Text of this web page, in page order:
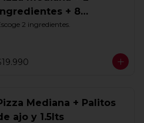
+ 8
+ Bebida 1.5lts
2 ingredientes.
Mediana + Palitos
ajo y 1.5lts